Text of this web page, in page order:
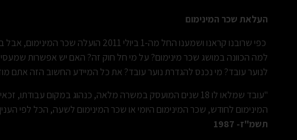
העלאת שכר המינימום
כפי שרובנו קראנו ושמענו החל מה-1 ביולי
למה הכוונה במושג שכר מינימום? על מי חל חוק זה? האם יש אפשרות
לנוער עובד? מי נכנס להגדרת נוער עובד? את כל המיידע החשוב הזה אתם
"עובד שמלאו לו 18 שנים המועסק במשרה מלאה, כנהוג במקום
המינימום לחודש, שכר המינימום היומי או שכר המינימום לשעה, הכל לפי
תשמ"ז- 1987